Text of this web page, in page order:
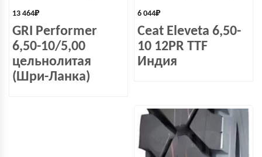
13 464₽
GRI Performer
6,50-10/5,00
цельнолитая
(Шри-Ланка)
6 044₽
Ceat Eleveta 6,50-
10 12PR TTF
Индия